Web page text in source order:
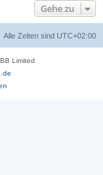
Gehe zu
Alle Zeiten sind UTC+02:00
Limited